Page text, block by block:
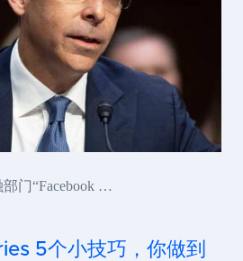
门“Facebook …
5个小技巧，你做到